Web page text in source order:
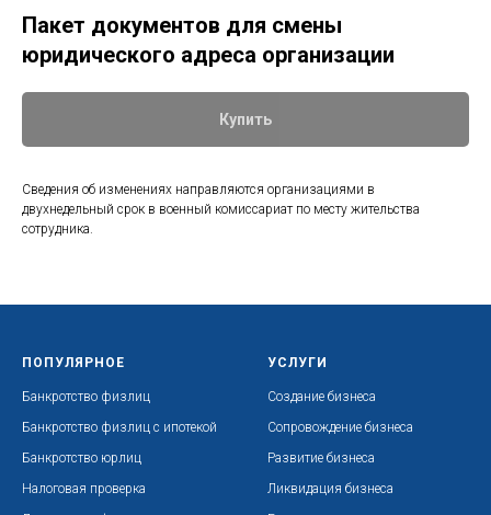
Пакет документов для смены
юридического адреса организации
Купить
Сведения об изменениях направляются организациями в
двухнедельный срок в военный комиссариат по месту жительства
сотрудника.
ПОПУЛЯРНОЕ
Банкротство физлиц
Банкротство физлиц с ипотекой
Банкротство юрлиц
Налоговая проверка
УСЛУГИ
Создание бизнеса
Сопровождение бизнеса
Развитие бизнеса
Ликвидация бизнеса